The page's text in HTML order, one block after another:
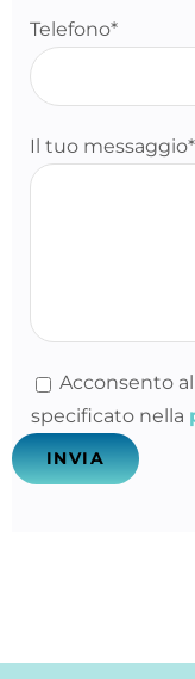
Telefono*
Il tuo messaggio*
Acconsento
specificato nella